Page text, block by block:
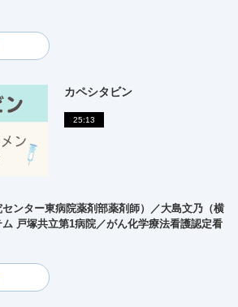
カペシタビン
25:13
ンター東病院薬剤部薬剤師）／大島文乃（横
戸塚共立第1病院／がん化学療法看護認定看